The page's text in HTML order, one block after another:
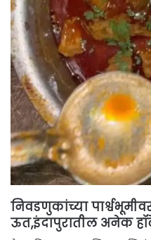
निवडणुकांच्या
ऊत,इंदापुरातील अनेक